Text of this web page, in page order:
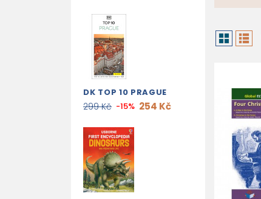
DK TOP 10 PRAGUE
299 Kč -15% 254 Kč